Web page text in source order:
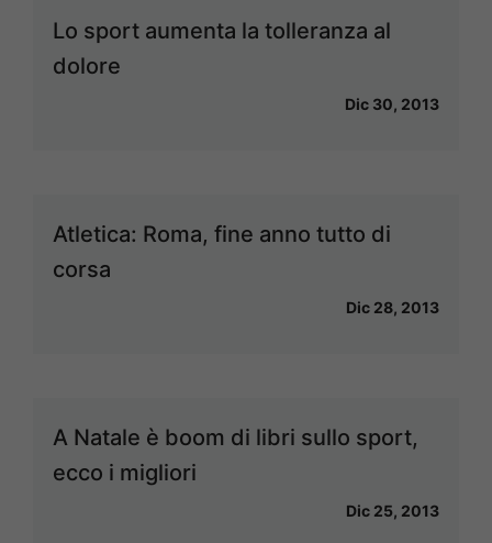
Lo sport aumenta la tolleranza al
dolore
Dic 30, 2013
Atletica: Roma, fine anno tutto di
corsa
Dic 28, 2013
A Natale è boom di libri sullo sport,
ecco i migliori
Dic 25, 2013